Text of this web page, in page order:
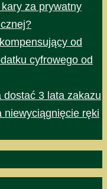
kary za prywatny
od
cyfrowego od
dostać 3 lata zakazu
ręki